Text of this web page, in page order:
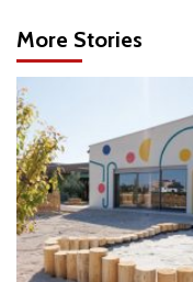
More Stories